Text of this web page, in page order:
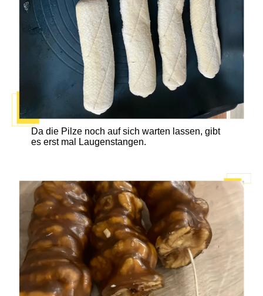
Da die Pilze noch auf sich warten lassen, gibt
es erst mal Laugenstangen.